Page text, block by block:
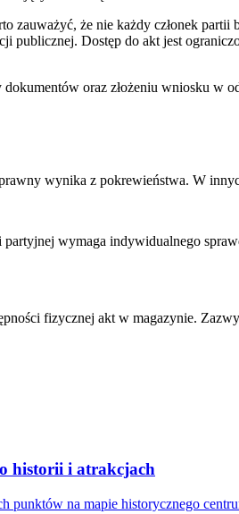
że nie każdy członek partii
Dostęp do akt jest
oraz złożeniu wniosku w
wynika z pokrewieństwa. W
wymaga indywidualnego
fizycznej akt w magazynie.
historii i atrakcjach
punktów na mapie historycznego